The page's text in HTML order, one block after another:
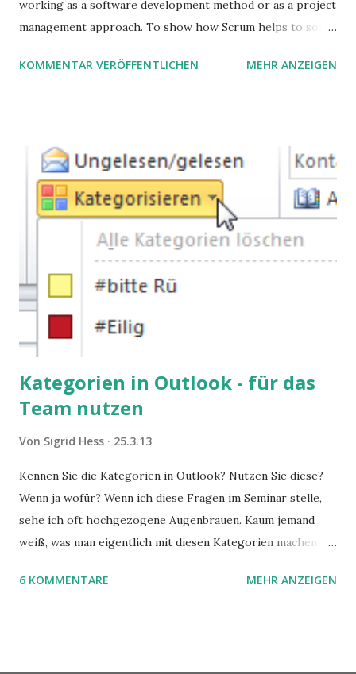
working as a software development method or as a project
management approach. To show how Scrum helps to solve
processes.
KOMMENTAR VERÖFFENTLICHEN MEHR ANZEIGEN
Kategorien in Outlook - für das
Team nutzen
Von Sigrid Hess 25.3.13
Kennen Sie die Kategorien in Outlook? Nutzen Sie diese?
Wenn ja wofür? Wenn ich diese Fragen im Seminar stelle,
sehe ich oft hochgezogene Augenbrauen. Kaum jemand
weiß, was man eigentlich mit diesen Kategorien machen
sie Ihnen vor.
6 KOMMENTARE MEHR ANZEIGEN